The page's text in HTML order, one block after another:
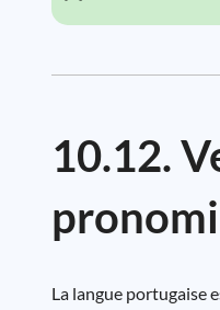
10.12.
La langue portugaise